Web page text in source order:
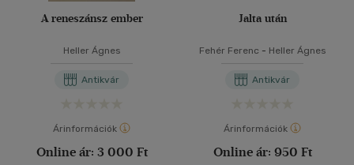
A reneszánsz ember
Heller Ágnes
Antikvár
Árinformációk
Online ár: 3 000 Ft
Jalta után
Fehér Ferenc - Heller Ágnes
Antikvár
Árinformációk
Online ár: 950 Ft